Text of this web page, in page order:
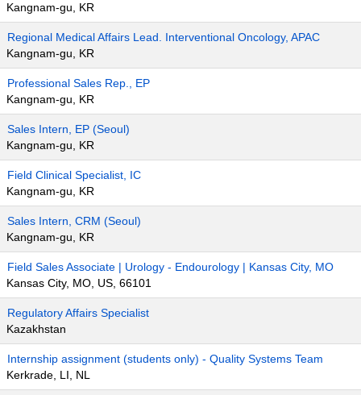
Kangnam-gu, KR
Regional Medical Affairs Lead. Interventional Oncology, APAC
Kangnam-gu, KR
Professional Sales Rep., EP
Kangnam-gu, KR
Sales Intern, EP (Seoul)
Kangnam-gu, KR
Field Clinical Specialist, IC
Kangnam-gu, KR
Sales Intern, CRM (Seoul)
Kangnam-gu, KR
Field Sales Associate | Urology - Endourology | Kansas City, MO
Kansas City, MO, US, 66101
Regulatory Affairs Specialist
Kazakhstan
Internship assignment (students only) - Quality Systems Team
Kerkrade, LI, NL